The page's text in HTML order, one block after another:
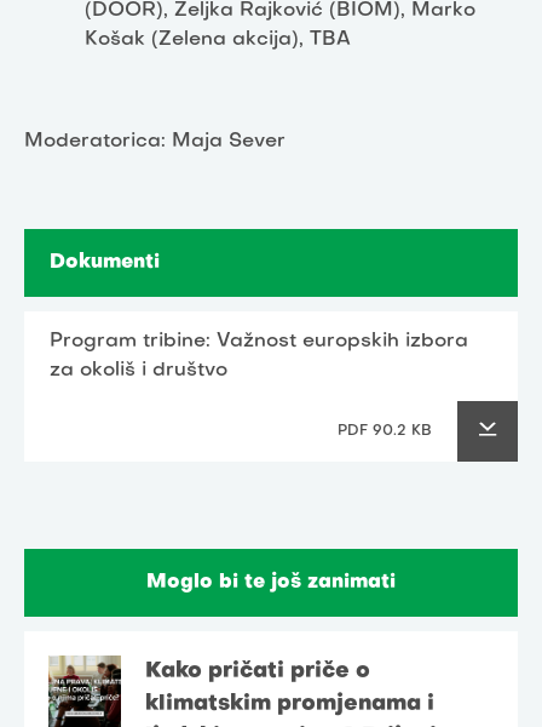
(DOOR), Željka Rajković (BIOM), Marko
Košak (Zelena akcija), TBA
Moderatorica: Maja Sever
Dokumenti
Program tribine: Važnost europskih izbora
za okoliš i društvo
PDF 90.2 KB
Moglo bi te još zanimati
Kako pričati priče o
klimatskim promjenama i